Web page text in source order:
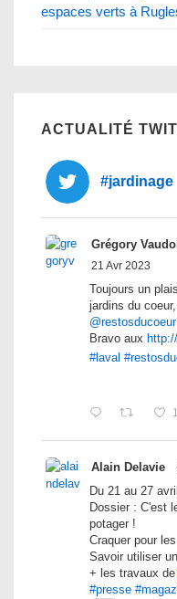
espaces verts à
ACTUALITÉ
#jardinage
Grégory
21 Avr 2023
Toujours un
jardins du
@restosducoeur
Bravo aux
#laval
1
Alain Delavie
Du 21 au 27
Dossier : C'est
potager !
Craquer pour
Savoir utiliser
+ les travaux de
#presse